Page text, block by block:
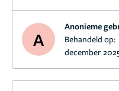
A
Anonieme
Behandeld op:
december